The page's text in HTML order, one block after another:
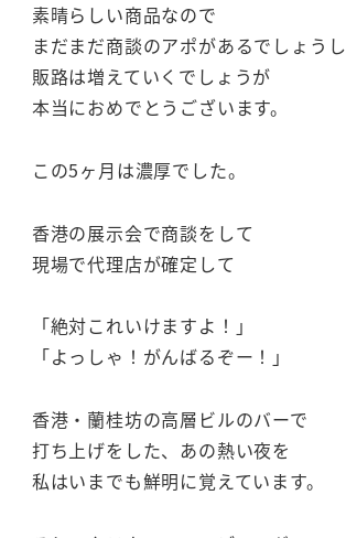
素晴らしい商品なので
まだまだ商談のアポがあるでしょうし
販路は増えていくでしょうが
本当におめでとうございます。
この5ヶ月は濃厚でした。
香港の展示会で商談をして
現場で代理店が確定して
「絶対これいけますよ！」
「よっしゃ！がんばるぞー！」
香港・蘭桂坊の高層ビルのバーで
打ち上げをした、あの熱い夜を
私はいまでも鮮明に覚えています。